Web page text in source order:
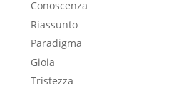
Conoscenza
Riassunto
Paradigma
Gioia
Tristezza